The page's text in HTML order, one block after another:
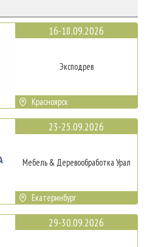
16-18.09.2026
Эксподрев
Красноярск
23-25.09.2026
Мебель & Деревообработка Урал
Екатеринбург
29-30.09.2026